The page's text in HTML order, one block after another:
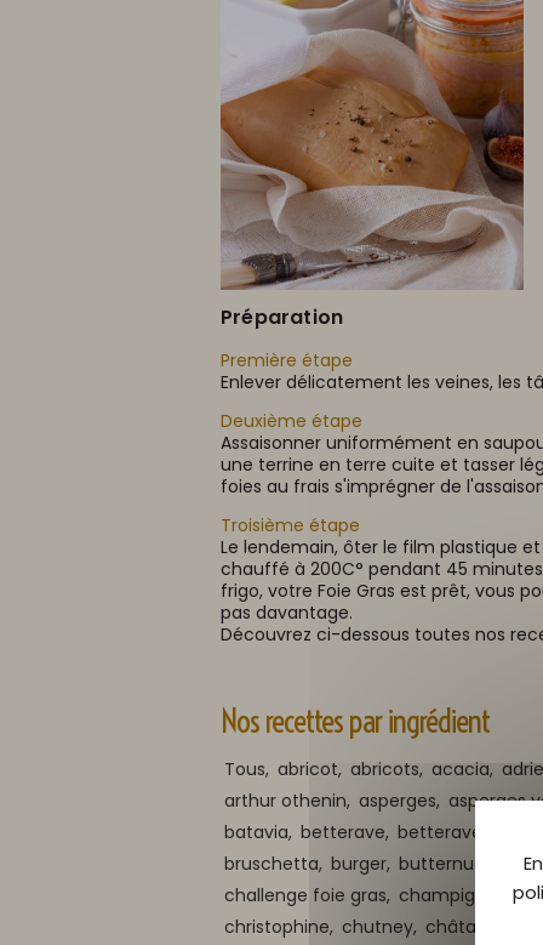
Préparation
Première étape
Enlever délicatement les veines, les
Deuxième étape
Assaisonner uniformément en
une terrine en terre cuite et tasser
foies au frais s'imprégner de
Troisième étape
Le lendemain, ôter le film plastique
chauffé à 200C° pendant 45
frigo, votre Foie Gras est prêt, vous
pas davantage.
Découvrez ci-dessous toutes nos
Nos recettes par ingrédient
Tous, abricot, abricots, acacia,
arthur othenin, asperges, asperges
batavia, betterave, betteraves,
bruschetta, burger, butternut,
challenge foie gras, champignons
christophine, chutney, châtaigne,